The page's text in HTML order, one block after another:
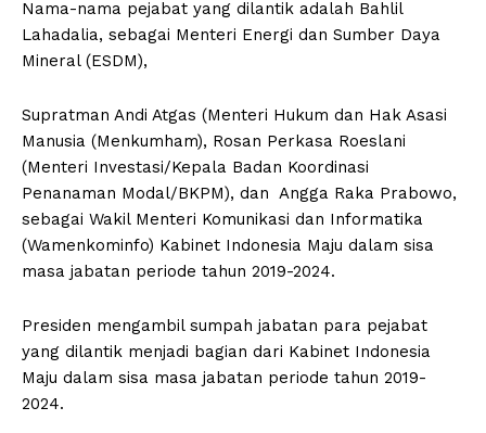
Nama-nama pejabat yang dilantik adalah Bahlil
Lahadalia, sebagai Menteri Energi dan Sumber Daya
Mineral (ESDM),
Supratman Andi Atgas (Menteri Hukum dan Hak Asasi
Manusia (Menkumham), Rosan Perkasa Roeslani
(Menteri Investasi/Kepala Badan Koordinasi
Penanaman Modal/BKPM), dan Angga Raka Prabowo,
sebagai Wakil Menteri Komunikasi dan Informatika
(Wamenkominfo) Kabinet Indonesia Maju dalam sisa
masa jabatan periode tahun 2019-2024.
Presiden mengambil sumpah jabatan para pejabat
yang dilantik menjadi bagian dari Kabinet Indonesia
Maju dalam sisa masa jabatan periode tahun 2019-
2024.